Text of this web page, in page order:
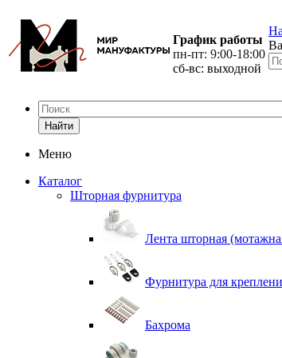
График работы
пн-пт: 9:00-18:00
сб-вс: выходной
Найти
Меню
Каталог
Шторная фурнитура
Лента шторная
Фурнитура для
Бахрома